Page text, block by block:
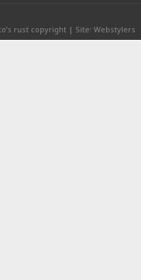
rust copyright | Site: Webstylers